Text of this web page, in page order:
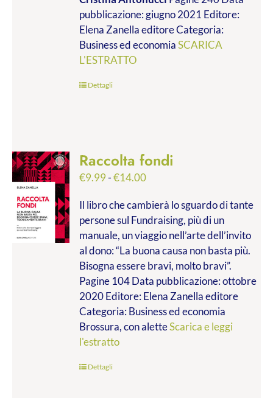
€9.99
a
€28.00
pubblicazione: giugno 2021 Editore:
Elena Zanella editore Categoria:
Business ed economiaSCARICA
L'ESTRATTO
Dettagli
Raccolta fondi
€9.99-€14.00Fascia
prezzo:
da
€9.99
a
€14.00
Il libro che cambierà lo sguardo di tante
persone sul Fundraising, più di un
manuale, un viaggio nell’arte dell’invito
al dono: “La buona causa non basta più.
Bisogna essere bravi, molto bravi”.
Pagine 104 Data pubblicazione: ottobre
2020 Editore: Elena Zanella editore
Categoria: Business ed economia
Brossura, con aletteScarica e leggi
l'estratto
Dettagli